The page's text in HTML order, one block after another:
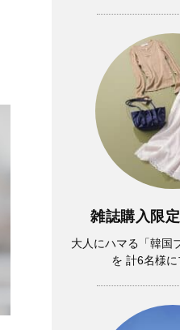
雑誌購入限
大人にハマる「韓国
を 計6名様に